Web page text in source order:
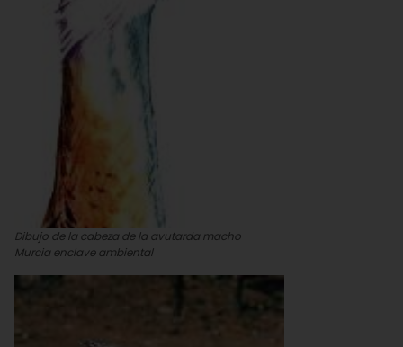
Dibujo de la cabeza de la avutarda macho
Murcia enclave ambiental